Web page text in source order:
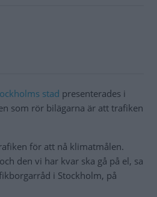
stad presenterades i
som rör bilägarna är att trafiken
för att nå klimatmålen.
den vi har kvar ska gå på el, sa
i Stockholm, på